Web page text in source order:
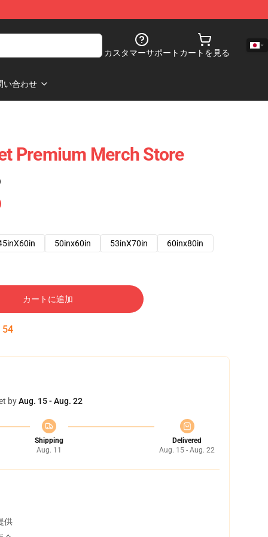
カスタマーサポート カートを見る
い合わせ
Premium Merch Store
50inx60in 53inX70in 60inx80in
カートに追加
53
byAug. 15 - Aug. 22
Shipping
Aug. 11
Delivered
Aug. 15 - Aug. 22
供